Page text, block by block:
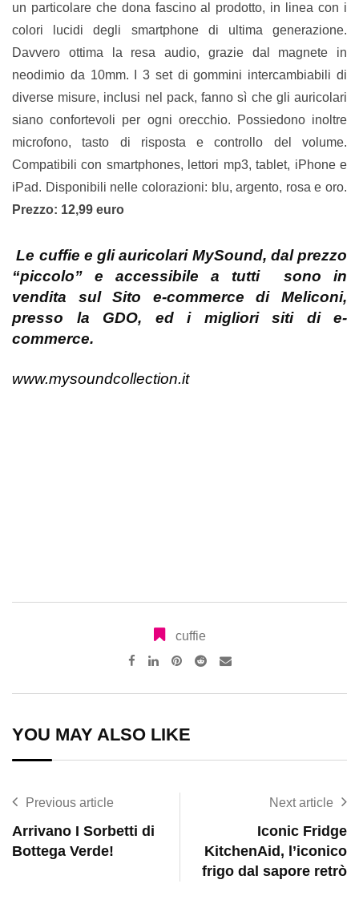
un particolare che dona fascino al prodotto, in linea con i
colori lucidi degli smartphone di ultima generazione.
Davvero ottima la resa audio, grazie dal magnete in
neodimio da 10mm. I 3 set di gommini intercambiabili di
diverse misure, inclusi nel pack, fanno sì che gli auricolari
siano confortevoli per ogni orecchio. Possiedono inoltre
microfono, tasto di risposta e controllo del volume.
Compatibili con smartphones, lettori mp3, tablet, iPhone e
iPad. Disponibili nelle colorazioni: blu, argento, rosa e oro.
Prezzo: 12,99 euro
Le cuffie e gli auricolari MySound, dal prezzo
“piccolo” e accessibile a tutti sono in
vendita sul Sito e-commerce di Meliconi,
presso la GDO, ed i migliori siti di e-
commerce.
www.mysoundcollection.it
cuffie
Pinterest
RedditShare
YOU MAY ALSO LIKE
Previous article
Arrivano I Sorbetti di
Bottega Verde!
Next article
Iconic Fridge
KitchenAid, l’iconico
frigo dal sapore retrò